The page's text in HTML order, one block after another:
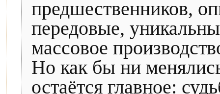
предшественников,
передовые,
массовое
Но как бы ни
остаётся главное: